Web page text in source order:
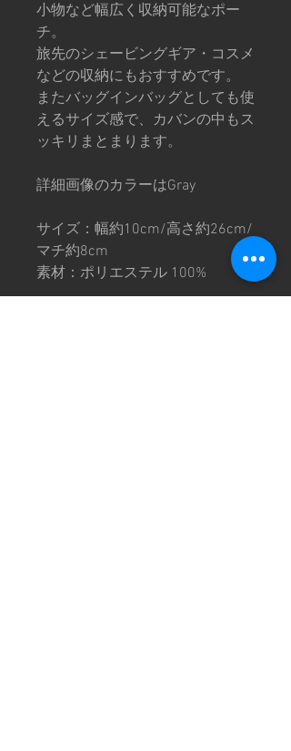
小物など幅広く収納可能なポー
チ。
旅先のシェービングギア・コスメ
などの収納にもおすすめです。
またバッグインバッグとしても使
えるサイズ感で、カバンの中もス
ッキリまとまります。
詳細画像のカラーはGray
サイズ：幅約10cm/高さ約26cm/
マチ約8cm
素材：ポリエステル 100%